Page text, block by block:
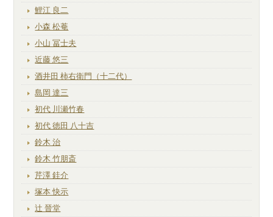
鯉江 良二
小森 松菴
小山 冨士夫
近藤 悠三
酒井田 柿右衛門（十二代）
島岡 達三
初代 川瀬竹春
初代 徳田 八十吉
鈴木 治
鈴木 竹朋斎
芹澤 銈介
塚本 快示
辻 晉堂